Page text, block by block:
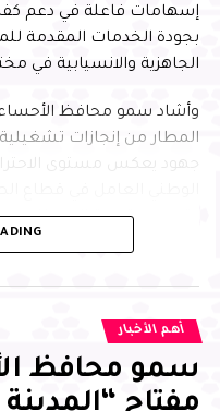
إسهامات فاعلة في دعم
بجودة الخدمات المقدمة
الجاهزية والانسيابية في
وأشاد سمو محافظ الأحساء
المطار من إنجازات
جهود يعكس مستوى
وتحسين تجربة المسافر،
وأكد سموّه أن هذا التكريم
القيادة الرشيدة -حفظها
مختلف القطاعات، مشيرًا
الفريق الواحد، وتعزيز
الارتقاء بمستوى الأداء
أهم الأخبار
سمو محافظ